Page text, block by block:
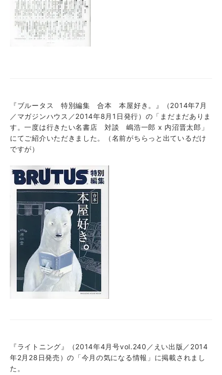
『ブルータス 特別編集 合本 本屋好き。』（2014年7月
／マガジンハウス／2014年8月1日発行）の「まだまだありま
す。一度は行きたい名書店 対談 嶋浩一郎 x 内沼晋太郎」
にてご紹介いただきました。（名前がちらっと出ているだけ
ですが）
『ライトニング』（2014年4月号vol.240／えい出版／2014
年2月28日発売）の「今月の気になる情報」に掲載されまし
た。